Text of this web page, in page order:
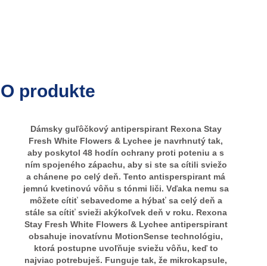
O produkte
Dámsky guľôčkový antiperspirant Rexona Stay
Fresh White Flowers & Lychee je navrhnutý tak,
aby poskytol 48 hodín ochrany proti poteniu a s
ním spojeného zápachu, aby si ste sa cítili sviežo
a chánene po celý deň. Tento antisperspirant má
jemnú kvetinovú vôňu s tónmi liči. Vďaka nemu sa
môžete cítiť sebavedome a hýbať sa celý deň a
stále sa cítiť svieži akýkoľvek deň v roku. Rexona
Stay Fresh White Flowers & Lychee antiperspirant
obsahuje inovatívnu MotionSense technológiu,
ktorá postupne uvoľňuje sviežu vôňu, keď to
najviac potrebuješ. Funguje tak, že mikrokapsule,